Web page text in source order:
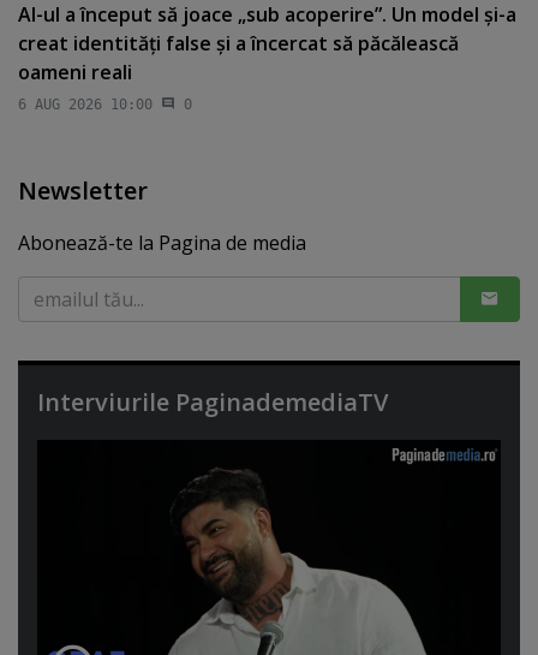
AI-ul a început să joace „sub acoperire”. Un model şi-a
creat identităţi false şi a încercat să păcălească
oameni reali
6 AUG 2026 10:00 0
Newsletter
Abonează-te la Pagina de media
Interviurile PaginademediaTV